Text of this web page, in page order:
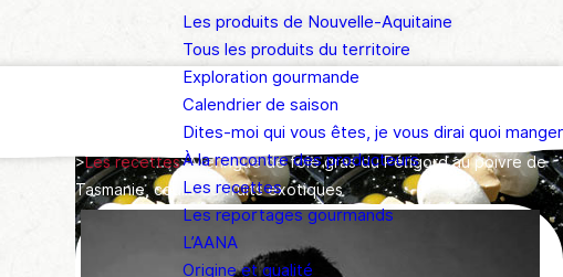
Les produits de Nouvelle-Aquitaine
Tous les produits du territoire
Exploration gourmande
Calendrier de saison
Dites-moi qui vous êtes, je vous dirai quoi manger
À la rencontre des producteurs
Les recettes
Les reportages gourmands
L’AANA
Origine et qualité
>Les recettes>Meringue de foie gras du Périgord au poivre de
Tasmanie, coulis de fruits exotiques